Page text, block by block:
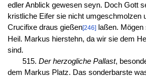
edler Anblick gewesen seyn. Doch Gott
kristliche Eifer sie nicht umgeschmolzen
Crucifixe draus gießen[246]laßen. Mögen
Heil. Markus hierstehn, da wir sie dem
sind.
515. Der herzogliche Pallast,
dem Markus Platz. Das sonderbarste